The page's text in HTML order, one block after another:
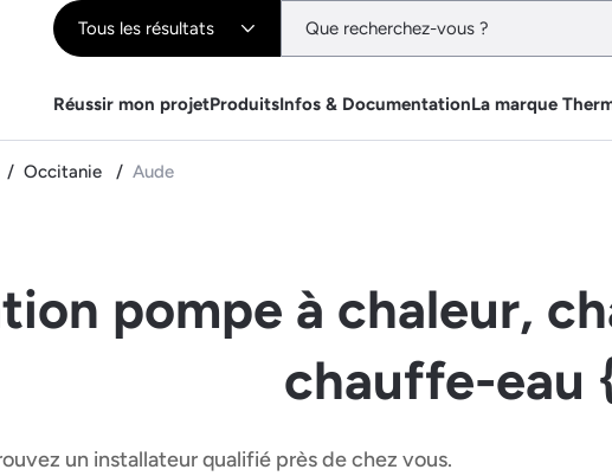
Tous les résultats
Réussir mon projetProduitsInfos & DocumentationLa marque
Occitanie Aude
pompe à chaleur,
chauffe-eau
un installateur qualifié près de chez vous.